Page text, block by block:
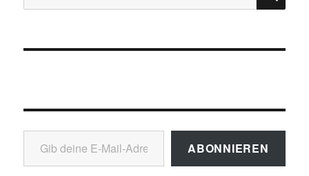
nach:
Gib deine E-Mail-Adresse ein ...
ABONNIEREN